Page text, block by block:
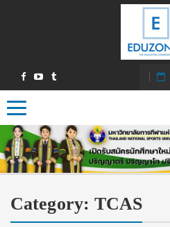
Toggle navigation
Category: TCAS